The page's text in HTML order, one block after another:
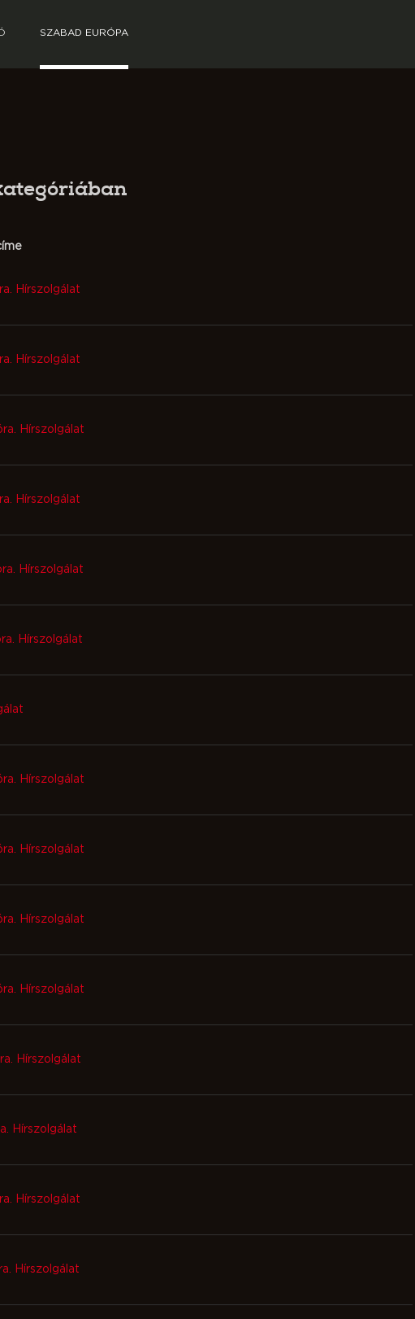
SZABAD EURÓPA
Hírszolgálat
Hírszolgálat
Hírszolgálat
Hírszolgálat
Hírszolgálat
Hírszolgálat
Hírszolgálat
Hírszolgálat
Hírszolgálat
Hírszolgálat
Hírszolgálat
Hírszolgálat
Hírszolgálat
Hírszolgálat